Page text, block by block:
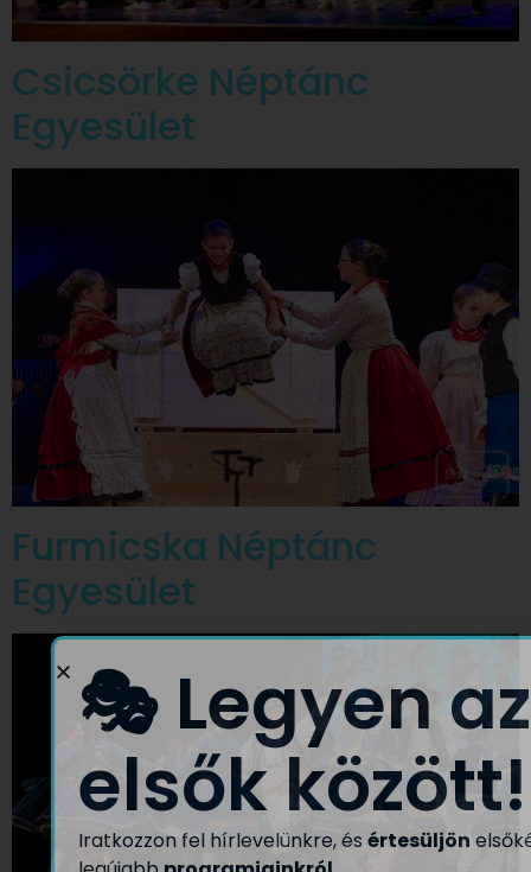
Csicsörke Néptánc
Egyesület
Furmicska Néptánc
Egyesület
🎭 Legyen az
elsők között!
Iratkozzon fel hírlevelünkre, és értesüljön